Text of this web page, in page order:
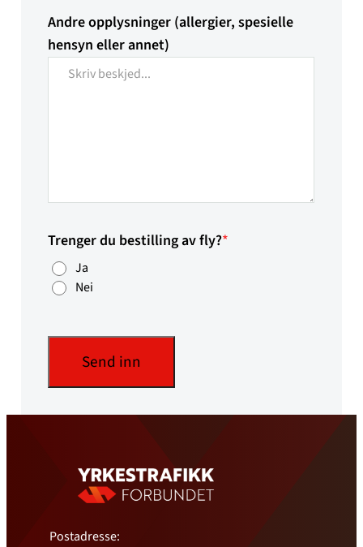
Andre opplysninger (allergier, spesielle
hensyn eller annet)
Trenger du bestilling av fly?*
Ja
Nei
Postadresse: